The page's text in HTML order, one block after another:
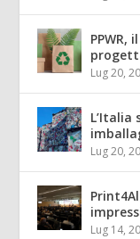
PPWR,
Lug 20,
L’Italia
Lug 20,
Lug 14,